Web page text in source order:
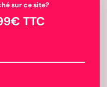
sur ce site?
TTC